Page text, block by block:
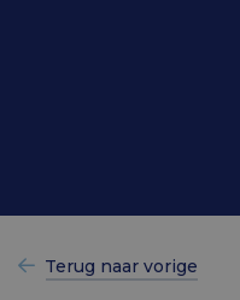
Terug naar vorige